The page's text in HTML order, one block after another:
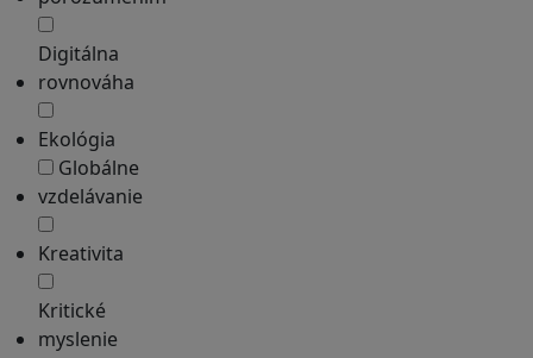
Digitálna
rovnováha
Ekológia
Globálne
vzdelávanie
Kreativita
Kritické
myslenie